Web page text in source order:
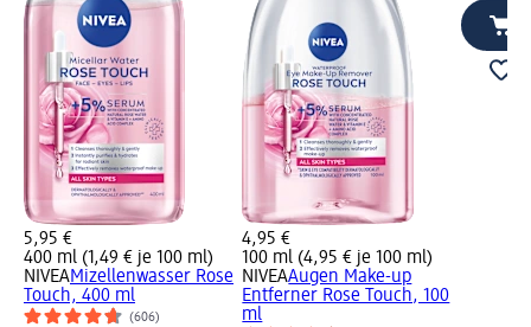
5,95 €
400 ml (1,49 € je 100 ml)
NIVEAMizellenwasser Rose
Touch, 400 ml
(606)
4,95 €
100 ml (4,95 € je 100 ml)
NIVEAAugen Make-up
Entferner Rose Touch, 100
ml